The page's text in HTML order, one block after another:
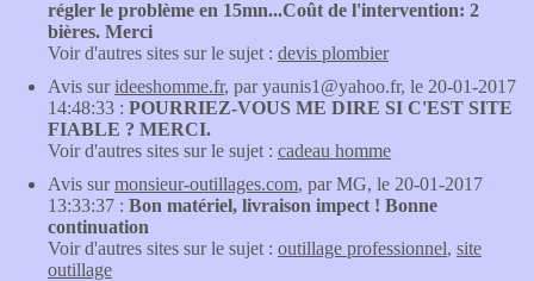
régler le problème en 15mn...Coût de l'intervention: 2
bières. Merci
Voir d'autres sites sur le sujet : devis plombier
Avis surideeshomme.fr, par yaunis1@yahoo.fr, le 20-01-2017
14:48:33 : POURRIEZ-VOUS ME DIRE SI C'EST SITE
FIABLE ? MERCI.
Voir d'autres sites sur le sujet : cadeau homme
Avis surmonsieur-outillages.com, par MG, le 20-01-2017
13:33:37 : Bon matériel, livraison impect ! Bonne
continuation
Voir d'autres sites sur le sujet : outillage professionnel, site
outillage